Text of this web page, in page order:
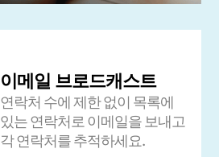
이메일 브로드캐스트
연락처 수에 제한 없이 목록에
있는 연락처로 이메일을 보내고
각 연락처를 추적하세요.